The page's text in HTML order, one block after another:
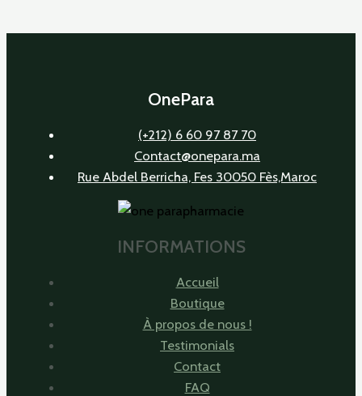
OnePara
(+212) 6 60 97 87 70
Contact@onepara.ma
Rue Abdel Berricha, Fes 30050 Fès,Maroc
INFORMATIONS
Accueil
Boutique
À propos de nous !
Testimonials
Contact
FAQ